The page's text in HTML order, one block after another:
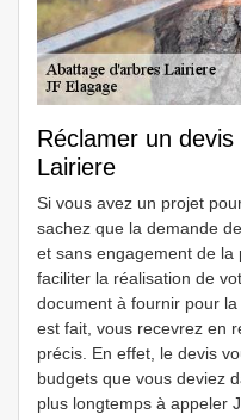
Réclamer un devis
Lairiere
Si vous avez un projet
sachez que la demande
et sans engagement de
faciliter la réalisation de
document à fournir pour
est fait, vous recevrez en
précis. En effet, le devis
budgets que vous deviez
plus longtemps à appeler